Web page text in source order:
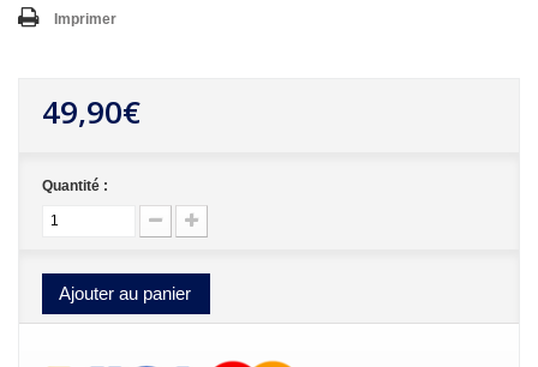
Imprimer
49,90€
Quantité :
Ajouter au panier